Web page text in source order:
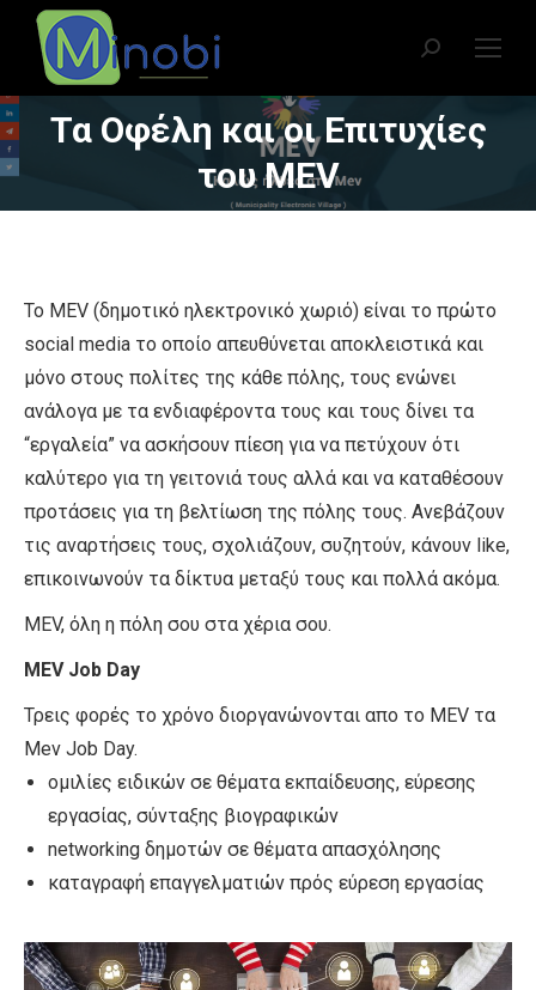
Search:
Τα Οφέλη και οι Επιτυχίες
του MEV
You are here:
Το MEV (δημοτικό ηλεκτρονικό χωριό) είναι το πρώτο
social media το οποίο απευθύνεται αποκλειστικά και
μόνο στους πολίτες της κάθε πόλης, τους ενώνει
ανάλογα με τα ενδιαφέροντα τους και τους δίνει τα
“εργαλεία” να ασκήσουν πίεση για να πετύχουν ότι
καλύτερο για τη γειτονιά τους αλλά και να καταθέσουν
προτάσεις για τη βελτίωση της πόλης τους. Ανεβάζουν
τις αναρτήσεις τους, σχολιάζουν, συζητούν, κάνουν like,
επικοινωνούν τα δίκτυα μεταξύ τους και πολλά ακόμα.
MEV, όλη η πόλη σου στα χέρια σου.
MEV Job Day
Τρεις φορές το χρόνο διοργανώνονται απο το MEV τα
Mev Job Day.
ομιλίες ειδικών σε θέματα εκπαίδευσης, εύρεσης
εργασίας, σύνταξης βιογραφικών
networking δημοτών σε θέματα απασχόλησης
καταγραφή επαγγελματιών πρός εύρεση εργασίας